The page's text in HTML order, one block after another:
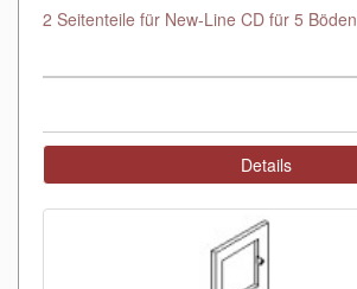
2 Seitenteile für New-Line CD für 5 Böden
Details